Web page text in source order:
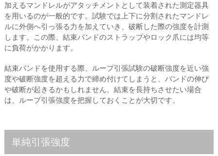
加えるマンドレルがアタッチメントとして装着された測定器具
を用いるのが一般的です。試験では上下に分割されたマンドレ
ルに外側へ引っ張る力を加えていき、破断した際の強度を計測
します。この際、結束バンドのストラップやロック爪には均等
に負荷がかかります。
結束バンドを使用する際、ループ引張試験の破断強度を近い強
度や破断強度を超える力で締め付けてしまうと、バンドの伸び
や破断が起きるかもしれません。結束を長持ちさせたい場合
は、ループ引張強度を把握しておくことが大切です。
単純引張強度